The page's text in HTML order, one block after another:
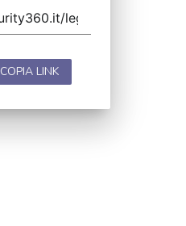
COPIA LINK